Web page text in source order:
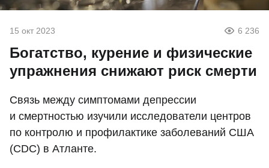
15 окт 2023 6 236
Богатство, курение и физические
упражнения снижают риск смерти
Связь между симптомами депрессии
и смертностью изучили исследователи центров
по контролю и профилактике заболеваний США
(CDC) в Атланте.